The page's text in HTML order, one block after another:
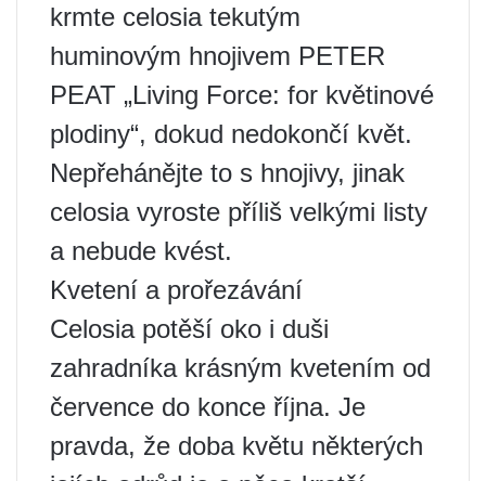
krmte celosia tekutým
huminovým hnojivem PETER
PEAT „Living Force: for květinové
plodiny“, dokud nedokončí květ.
Nepřehánějte to s hnojivy, jinak
celosia vyroste příliš velkými listy
a nebude kvést.
Kvetení a prořezávání
Celosia potěší oko i duši
zahradníka krásným kvetením od
července do konce října. Je
pravda, že doba květu některých